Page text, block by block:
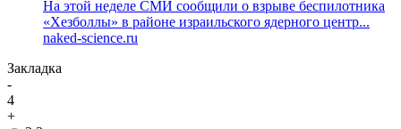
На этой неделе СМИ сообщили о взрыве беспилотника
«Хезболлы» в районе израильского ядерного центр...
naked-science.ru
Закладка
-
4
+